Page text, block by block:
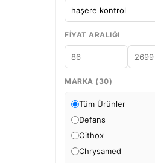
FIYAT ARALIĞI
MARKA (30)
Tüm Ürünler
Defans
Oithox
Chrysamed